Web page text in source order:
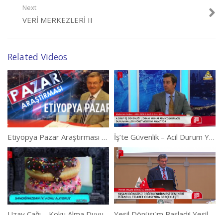
Next
VERI MERKEZLERI II
Related Videos
Etiyopya Pazar Araştırması 2. Bölüm İş’te Güvenlik – Acil Durum Yönetmeliği I